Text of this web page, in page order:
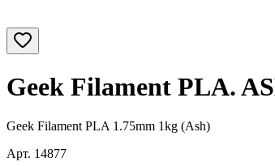
Geek Filament PLA.
Geek Filament PLA 1.75mm 1kg (Ash)
Арт. 14877